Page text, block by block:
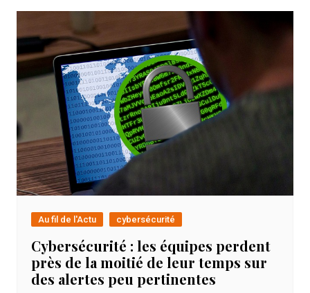
Au fil de l'Actu cybersécurité
Cybersécurité : les équipes perdent
près de la moitié de leur temps sur
des alertes peu pertinentes